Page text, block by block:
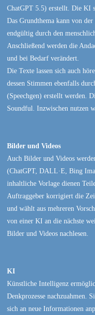
ChatGPT 5.5) erstellt. Die KI
Das Grundthema kann von
endgültig durch den
Anschließend werden die
und bei Bedarf verändert.
Die Texte lassen sich auch
dessen Stimmen ebenfalls
(Speechgen) erstellt werden.
Soundful. Inzwischen nutzen
Bilder und Videos
Auch Bilder und Videos
(ChatGPT, DALL·E, Bing
inhaltliche Vorlage dienen
Auftraggeber korrigiert die
und wählt aus mehreren
von einer KI an die nächste
Bilder und Videos nachlesen.
KI
Künstliche Intelligenz
Denkprozesse nachzuahmen.
sich an neue Informationen